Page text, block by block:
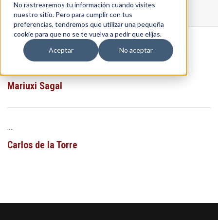
No rastrearemos tu información cuando visites
nuestro sitio. Pero para cumplir con tus
preferencias, tendremos que utilizar una pequeña
cookie para que no se te vuelva a pedir que elijas.
Aceptar
No aceptar
Home / Gobernanza de datos
Mariuxi Sagal
Carlos de la Torre